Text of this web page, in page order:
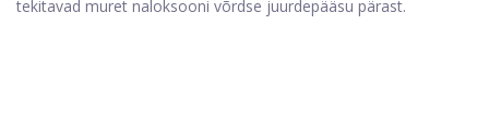
tekitavad muret naloksooni võrdse juurdepääsu pärast.